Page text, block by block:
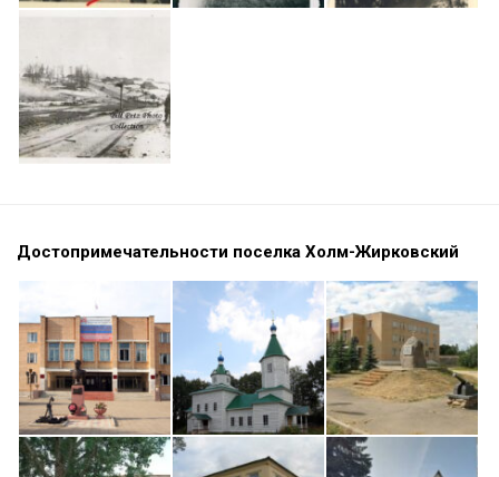
Достопримечательности поселка Холм-Жирковский